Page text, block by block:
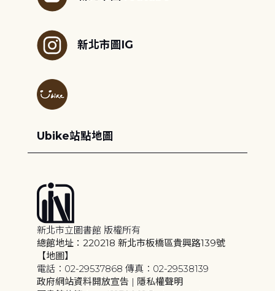
新北市圖IG
Ubike站點地圖
新北市立圖書館 版權所有
總館地址：220218 新北市板橋區貴興路139號
【地圖】
電話：02-29537868 傳真：02-29538139
政府網站資料開放宣告 | 隱私權聲明